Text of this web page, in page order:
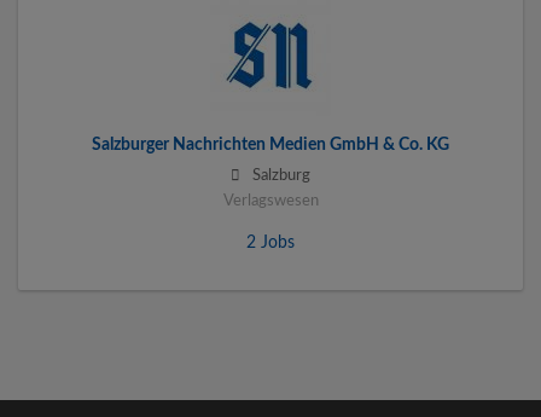
Salzburger Nachrichten Medien GmbH & Co. KG
Salzburg
Verlagswesen
2 Jobs